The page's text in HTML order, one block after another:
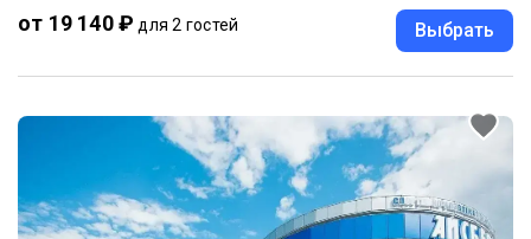
от 19 140 ₽ для 2 гостей Выбрать